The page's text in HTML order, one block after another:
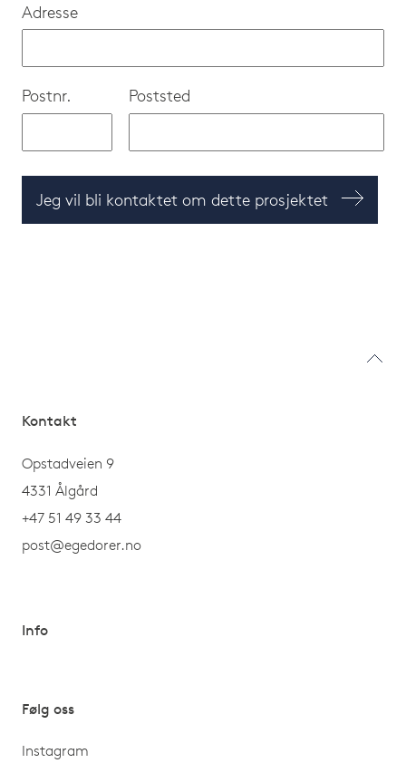
Adresse
Postnr. Poststed
Jeg vil bli kontaktet om dette prosjektet
Kontakt
Opstadveien 9
4331 Ålgård
+47 51 49 33 44
post@egedorer.no
Info
Følg oss
Instagram